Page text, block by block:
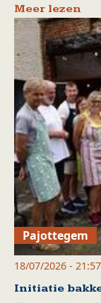
Meer lezen
Pajottegem
18/07/2026 - 21:57
Initiatie